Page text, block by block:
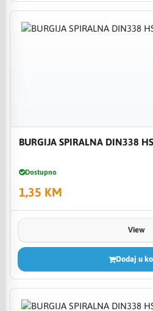
BURGIJA SPIRALNA DIN338
Dostupno
1,35 KM
View
Dodaj u